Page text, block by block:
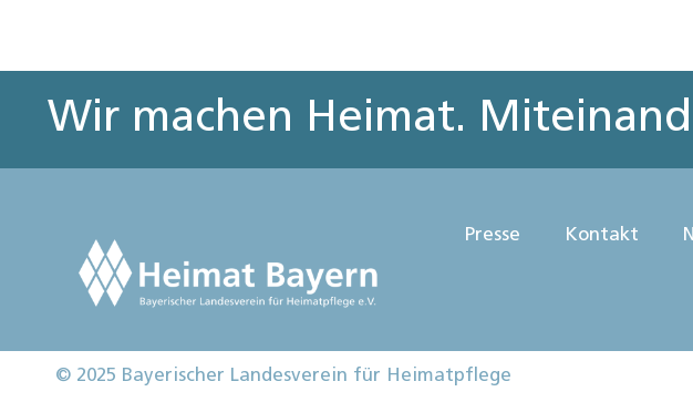
Wir machen Heimat.
Presse Kontakt
© 2025 Bayerischer Landesverein für Heimatpflege